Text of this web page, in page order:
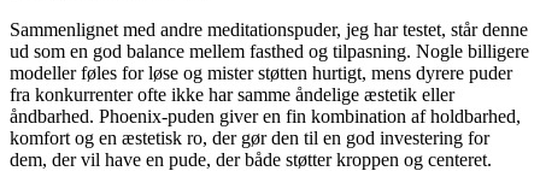
Sammenlignet med andre meditationspuder, jeg har testet, står denne
ud som en god balance mellem fasthed og tilpasning. Nogle billigere
modeller føles for løse og mister støtten hurtigt, mens dyrere puder
fra konkurrenter ofte ikke har samme åndelige æstetik eller
åndbarhed. Phoenix-puden giver en fin kombination af holdbarhed,
komfort og en æstetisk ro, der gør den til en god investering for
dem, der vil have en pude, der både støtter kroppen og centeret.